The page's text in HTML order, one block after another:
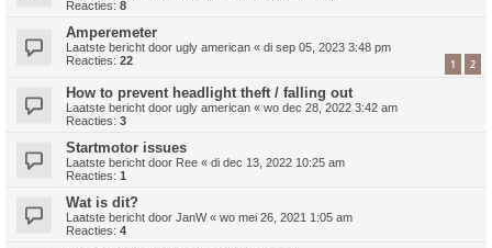
Reacties: 8
Amperemeter
Laatste bericht door ugly american « di sep 05, 2023 3:48 pm
Reacties: 22 1 2
How to prevent headlight theft / falling out
Laatste bericht door ugly american « wo dec 28, 2022 3:42 am
Reacties: 3
Startmotor issues
Laatste bericht door Ree « di dec 13, 2022 10:25 am
Reacties: 1
Wat is dit?
Laatste bericht door JanW« wo mei 26, 2021 1:05 am
Reacties: 4